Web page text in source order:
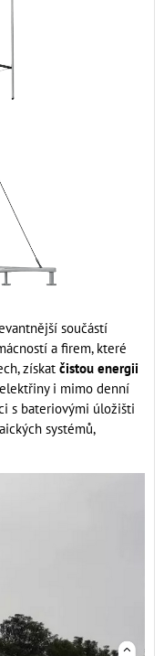
součástí
a firem, které
získat čistou energii
i mimo denní
s bateriovými úložišti
systémů,